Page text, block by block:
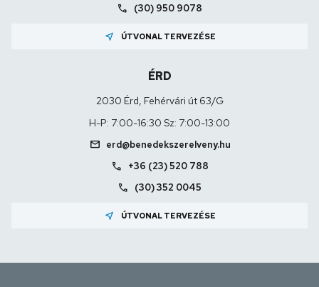
call (30) 950 9078
near_me ÚTVONAL TERVEZÉSE
ÉRD
2030 Érd, Fehérvári út 63/G
H-P: 7:00-16:30 Sz: 7:00-13:00
mail erd@benedekszerelveny.hu
call +36 (23) 520 788
call (30) 352 0045
near_me ÚTVONAL TERVEZÉSE